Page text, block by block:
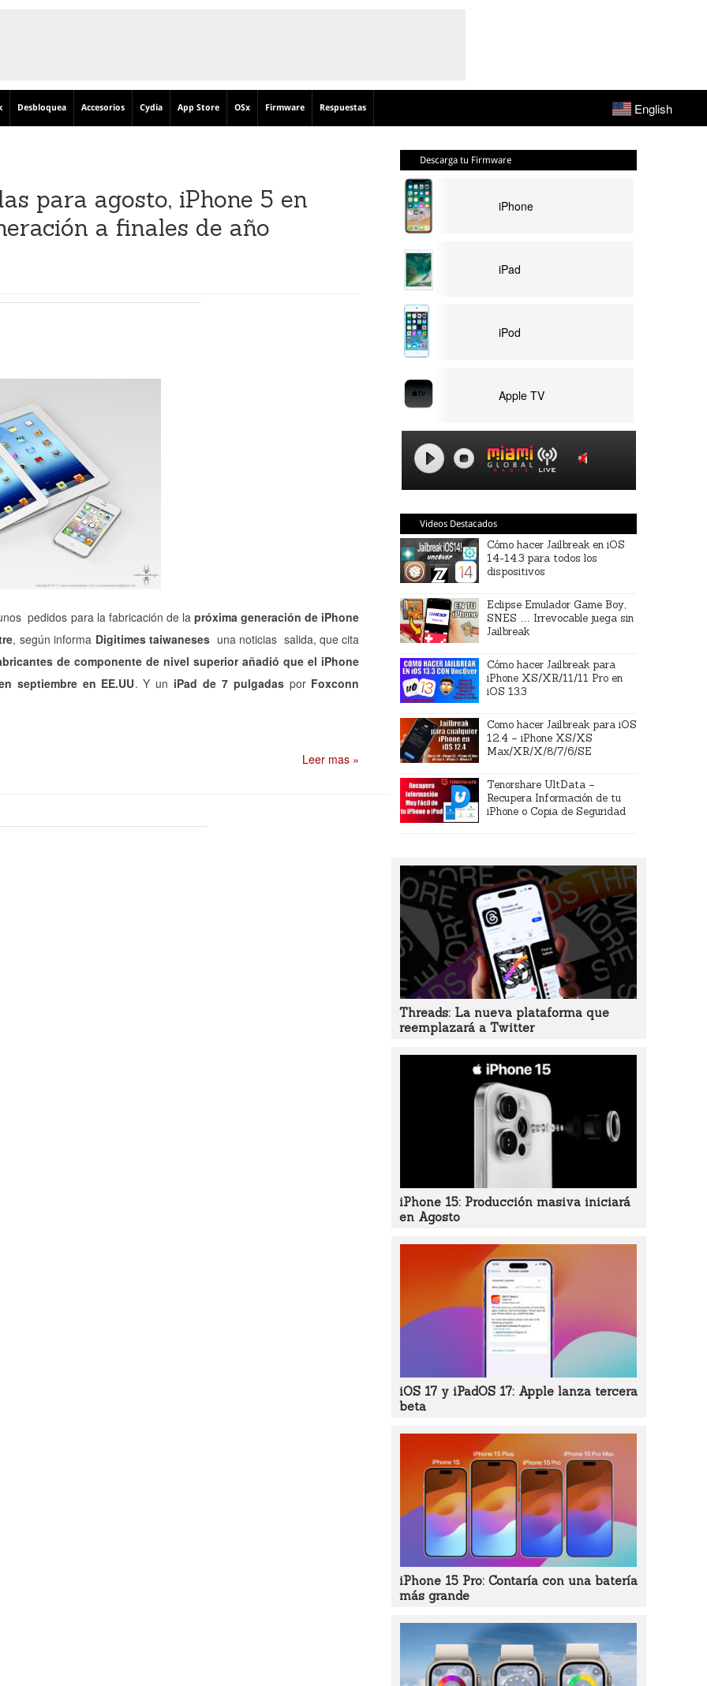
Desbloquea Accesorios Cydia App Store OSx Firmware Respuestas English
para agosto, iPhone 5 en
a finales de año
pedidos para la fabricación de lapróxima generación de iPhone
, según informa Digitimes taiwanesesuna noticias salida, que cita
de componente de nivel superior añadió que el iPhone
septiembre en EE.UU. Y un iPad de 7 pulgadaspor Foxconn
Leer mas »
Descarga tu Firmware
iPhone
iPad
iPod
Apple TV
Videos Destacados
Cómo hacer Jailbreak en iOS
14-14.3 para todos los
dispositivos
Eclipse Emulador Game Boy,
SNES … Irrevocable juega sin
Jailbreak
Cómo hacer Jailbreak para
iPhone XS/XR/11/11 Pro en
iOS 13.3
Como hacer Jailbreak para iOS
12.4 – iPhone XS/XS
Max/XR/X/8/7/6/SE
Tenorshare UltData –
Recupera Información de tu
iPhone o Copia de Seguridad
Threads: La nueva plataforma que
reemplazará a Twitter
iPhone 15: Producción masiva iniciará
en Agosto
iOS 17 y iPadOS 17: Apple lanza tercera
beta
iPhone 15 Pro: Contaría con una batería
más grande